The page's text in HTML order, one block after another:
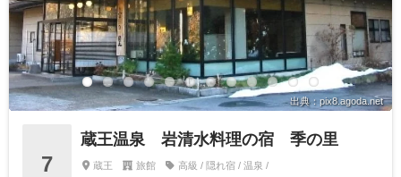
出典：pix8.agoda.net
7
蔵王温泉 岩清水料理の宿 季の里
蔵王 旅館 高級 / 隠れ宿 / 温泉 /